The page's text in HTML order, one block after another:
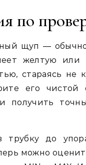
по
щуп —
желтую или
стараясь не
его чистой
получить
трубку до
можно